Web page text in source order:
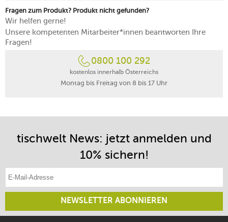
von Hand reinigen
Fragen zum Produkt? Produkt nicht gefunden?
Wir helfen gerne!
Unsere kompetenten Mitarbeiter*innen beantworten Ihre
Fragen!
0800 100 292
kostenlos innerhalb Österreichs
Montag bis Freitag von 8 bis 17 Uhr
tischwelt News: jetzt anmelden und
10% sichern!
NEWSLETTER ABONNIEREN